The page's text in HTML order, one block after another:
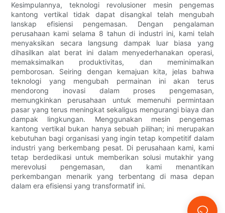
Kesimpulannya, teknologi revolusioner mesin pengemas
kantong vertikal tidak dapat disangkal telah mengubah
lanskap efisiensi pengemasan. Dengan pengalaman
perusahaan kami selama 8 tahun di industri ini, kami telah
menyaksikan secara langsung dampak luar biasa yang
dihasilkan alat berat ini dalam menyederhanakan operasi,
memaksimalkan produktivitas, dan meminimalkan
pemborosan. Seiring dengan kemajuan kita, jelas bahwa
teknologi yang mengubah permainan ini akan terus
mendorong inovasi dalam proses pengemasan,
memungkinkan perusahaan untuk memenuhi permintaan
pasar yang terus meningkat sekaligus mengurangi biaya dan
dampak lingkungan. Menggunakan mesin pengemas
kantong vertikal bukan hanya sebuah pilihan; ini merupakan
kebutuhan bagi organisasi yang ingin tetap kompetitif dalam
industri yang berkembang pesat. Di perusahaan kami, kami
tetap berdedikasi untuk memberikan solusi mutakhir yang
merevolusi pengemasan, dan kami menantikan
perkembangan menarik yang terbentang di masa depan
dalam era efisiensi yang transformatif ini.